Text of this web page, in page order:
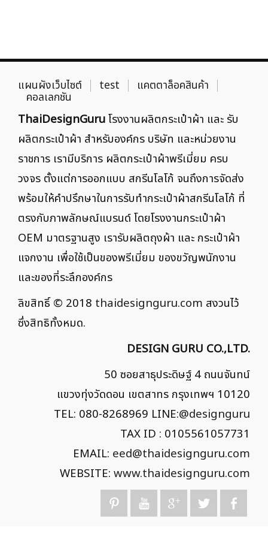
แผนผังเว็บไซต์ test แคตตาล็อคสินค้า
คอลเลกชัน
ThaiDesignGuruโรงงานผลิตกระเป๋าผ้า และ รับ
ผลิตกระเป๋าผ้า สำหรับองค์กร บริษัท และหน่วยงาน
ราชการ เรามีบริการ ผลิตกระเป๋าผ้าพรีเมี่ยม ครบ
วงจร ตั้งแต่การออกแบบ สกรีนโลโก้ จนถึงการจัดส่ง
พร้อมให้คำปรึกษาในการรับทำกระเป๋าผ้าสกรีนโลโก้ ที่
ตรงกับภาพลักษณ์แบรนด์ โดยโรงงานกระเป๋าผ้า
OEM มาตรฐานสูง เรารับผลิตถุงผ้า และ กระเป๋าผ้า
แจกงาน เพื่อใช้เป็นของพรีเมี่ยม ของขวัญพนักงาน
และของที่ระลึกองค์กร
ลิขสิทธิ์ © 2018 thaidesignguru.com สงวนไว้
ซึ่งสิทธิทั้งหมด.
DESIGN GURU CO.,LTD.
50 ซอยสาธุประดิษฐ์ 4 ถนนจันทน์
แขวงทุ่งวัดดอน เขตสาทร กรุงเทพฯ 10120
TEL: 080-8268969 LINE:@designguru
TAX ID : 0105561057731
EMAIL: eed@thaidesignguru.com
WEBSITE: www.thaidesignguru.com